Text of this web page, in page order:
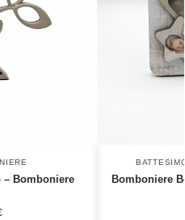
Bomboniere
Bomboniere